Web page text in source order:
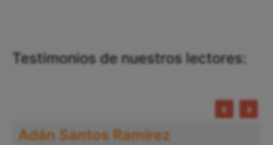
Testimonios de nuestros lectores:
Adán Santos Ramírez